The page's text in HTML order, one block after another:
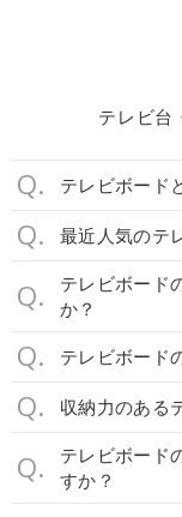
空間がお好みなら
ーが最適です。ウ
は、リビングに落
れます。
ゴロしたり、座椅
めです。床との距
ーブルからテレビ
いでしょう。また
す。リビングに家
もちゃなど、たく
りがちなリビング
ごせる空間になり
な空間で一人時間
トに収まるテレビ
機が収まるくらい
テレビ台
テレビボード
最近人気のテ
テレビボード
か？
テレビボード
収納力のある
テレビボード
すか？